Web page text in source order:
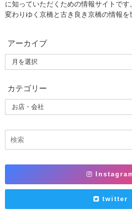
に知っていただくための情報サイトです
変わりゆく京橋と古き良き京橋の情報を
アーカイブ
カテゴリー
twitter